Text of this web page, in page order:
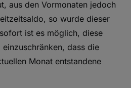
aus den Vormonaten jedoch
so wurde dieser
ist es möglich, diese
dass die
Monat entstandene